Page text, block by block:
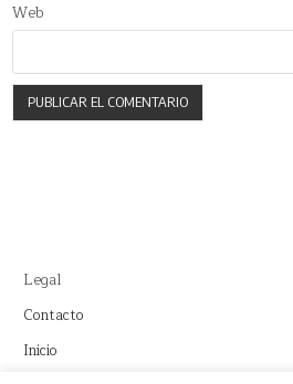
Web
Legal
Contacto
Inicio